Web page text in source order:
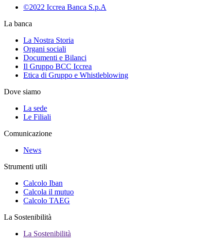
©2022 Iccrea Banca S.p.A
La banca
La Nostra Storia
Organi sociali
Documenti e Bilanci
Il Gruppo BCC Iccrea
Etica di Gruppo e Whistleblowing
Dove siamo
La sede
Le Filiali
Comunicazione
News
Strumenti utili
Calcolo Iban
Calcola il mutuo
Calcolo TAEG
La Sostenibilità
La Sostenibilità